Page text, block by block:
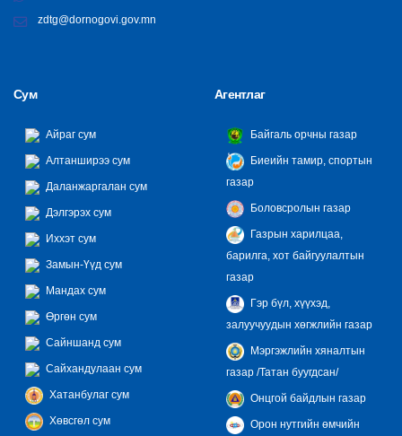
zdtg@dornogovi.gov.mn
Сум
Айраг сум
Алтанширээ сум
Даланжаргалан сум
Дэлгэрэх сум
Иххэт сум
Замын-Үүд сум
Мандах сум
Өргөн сум
Сайншанд сум
Сайхандулаан сум
Хатанбулаг сум
Хөвсгөл сум
Агентлаг
Байгаль орчны газар
Биеийн тамир, спортын
газар
Боловсролын газар
Газрын харилцаа,
барилга, хот байгуулалтын
газар
Гэр бүл, хүүхэд,
залуучуудын хөгжлийн газар
Мэргэжлийн хяналтын
газар /Татан буугдсан/
Онцгой байдлын газар
Орон нутгийн өмчийн